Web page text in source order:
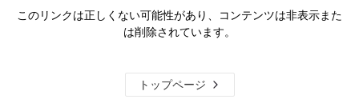
このリンクは正しくない可能性があり、コンテンツは非表示また
は削除されています。
トップページ